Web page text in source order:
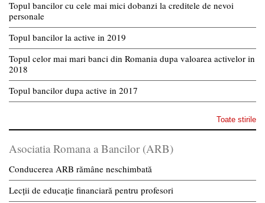
Topul bancilor cu cele mai mici dobanzi la creditele de nevoi
personale
Topul bancilor la active in 2019
Topul celor mai mari banci din Romania dupa valoarea activelor in
2018
Topul bancilor dupa active in 2017
Toate stirile
Asociatia Romana a Bancilor (ARB)
Conducerea ARB rămâne neschimbată
Lecții de educație financiară pentru profesori